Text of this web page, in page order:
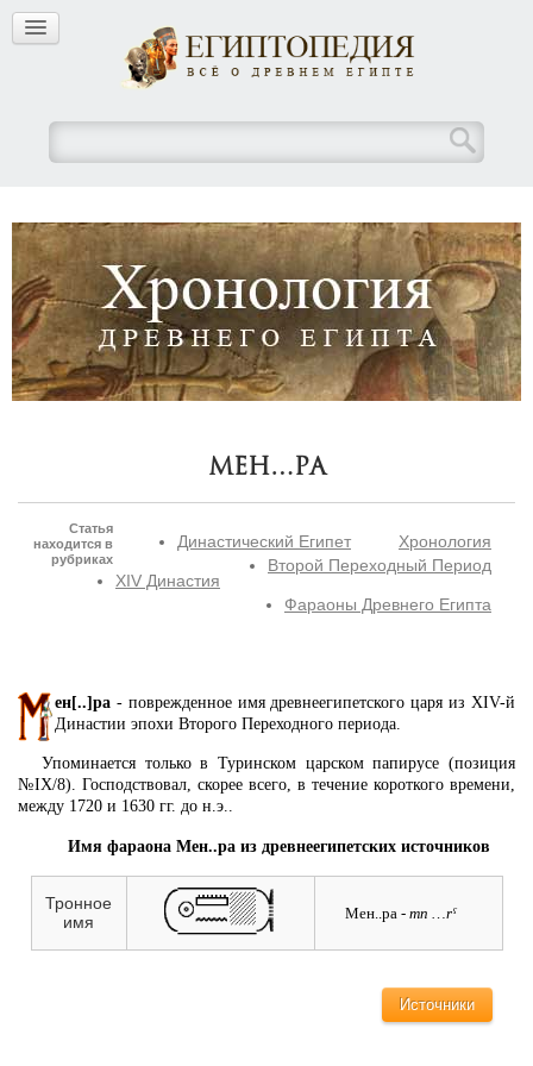
Мен…ра
Статья
находится в
рубриках
Хронология
Династический Египет
Второй Переходный Период
XIV Династия
Фараоны Древнего Египта
ен[..]ра - поврежденное имя древнеегипетского царя из XIV-й
Династии эпохи Второго Переходного периода.
Упоминается только в Туринском царском папирусе (позиция
№IX/8). Господствовал, скорее всего, в течение короткого времени,
между 1720 и 1630 гг. до н.э..
Имя фараона Мен..ра из древнеегипетских источников
Тронное
имя
Мен..ра - mn …rˁ
Источники